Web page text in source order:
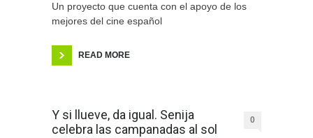
Un proyecto que cuenta con el apoyo de los
mejores del cine español
READ MORE
Y si llueve, da igual. Senija
celebra las campanadas al sol
0